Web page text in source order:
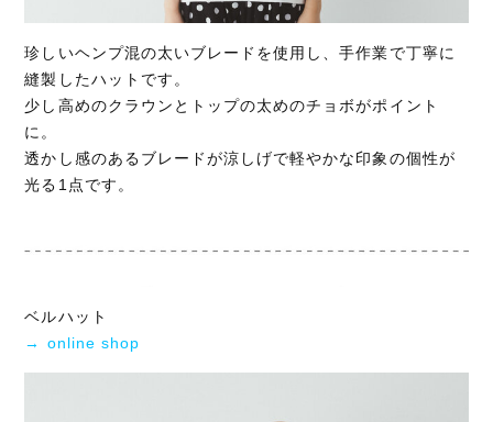
珍しいヘンプ混の太いブレードを使用し、手作業で丁寧に
縫製したハットです。
少し高めのクラウンとトップの太めのチョボがポイント
に。
透かし感のあるブレードが涼しげで軽やかな印象の個性が
光る1点です。
ベルハット
→ online shop